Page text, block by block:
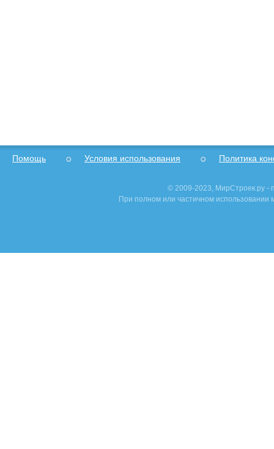
Помощь Условия использования Политика
© 2009-2023, МирСтроек.ру -
При полном или частичном использовании